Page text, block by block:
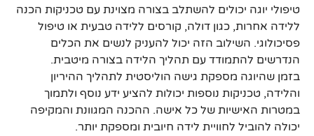
טיפולי יוגה יכולים להשתלב בצורה מצוינת עם טכניקות הכנה
ללידה אחרות, כגון דולה, קורסים ללידה טבעית או טיפול
פסיכולוגי. השילוב הזה יכול להעניק לנשים את הכלים
הנדרשים להתמודד עם תהליך הלידה בצורה מיטבית.
בזמן שהיוגה מספקת גישה הוליסטית לתהליך ההיריון
והלידה, טכניקות נוספות יכולות להציע ידע נוסף ולתמוך
במטרות האישיות של כל אישה. ההכנה המגוונת והמקיפה
יכולה להוביל לחוויית לידה חיובית ומספקת יותר.